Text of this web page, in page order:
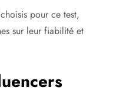
pour ce test,
sur leur fiabilité et